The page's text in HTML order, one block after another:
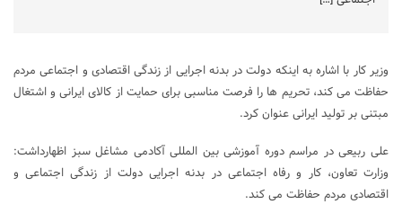
وزیر کار با اشاره به اینکه دولت در بدنه اجرایی از زندگی اقتصادی و اجتماعی مردم
حفاظت می کند، تحریم ها را فرصت مناسبی برای حمایت از کالای ایرانی و اشتغال
مبتنی بر تولید ایرانی عنوان کرد.
علی ربیعی در مراسم دوره آموزشی بین المللی آکادمی مشاغل سبز اظهارداشت:
وزارت تعاون، کار و رفاه اجتماعی در بدنه اجرایی دولت از زندگی اجتماعی و
اقتصادی مردم حفاظت می کند.